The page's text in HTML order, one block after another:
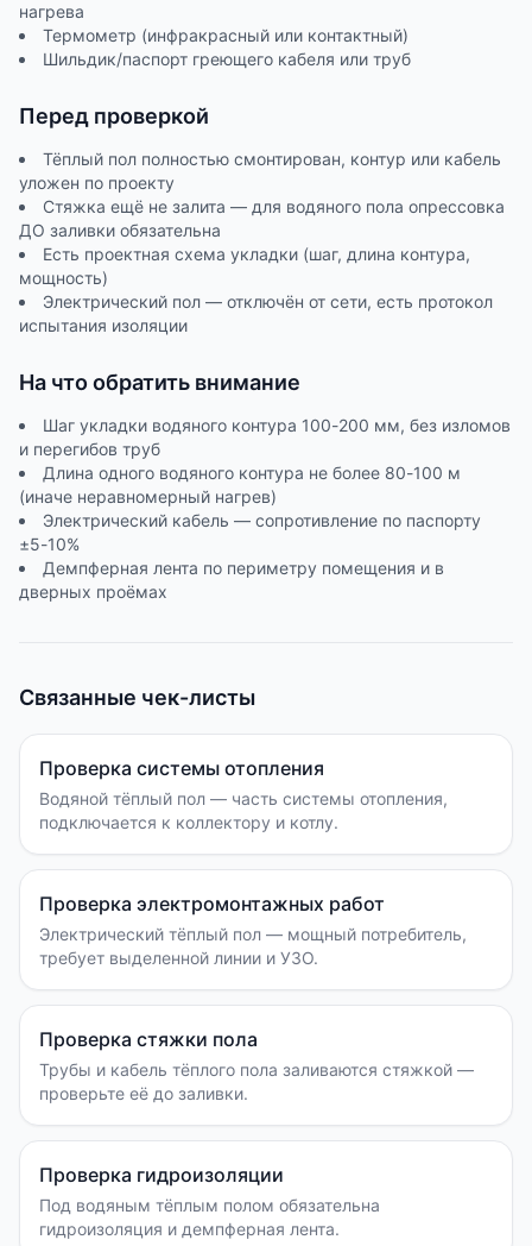
нагрева
Термометр (инфракрасный или контактный)
Шильдик/паспорт греющего кабеля или труб
Перед проверкой
Тёплый пол полностью смонтирован, контур или кабель
уложен по проекту
Стяжка ещё не залита — для водяного пола опрессовка
ДО заливки обязательна
Есть проектная схема укладки (шаг, длина контура,
мощность)
Электрический пол — отключён от сети, есть протокол
испытания изоляции
На что обратить внимание
Шаг укладки водяного контура 100-200 мм, без изломов
и перегибов труб
Длина одного водяного контура не более 80-100 м
(иначе неравномерный нагрев)
Электрический кабель — сопротивление по паспорту
±5-10%
Демпферная лента по периметру помещения и в
дверных проёмах
Связанные чек-листы
Проверка системы отопления
Водяной тёплый пол — часть системы отопления,
подключается к коллектору и котлу.
Проверка электромонтажных работ
Электрический тёплый пол — мощный потребитель,
требует выделенной линии и УЗО.
Проверка стяжки пола
Трубы и кабель тёплого пола заливаются стяжкой —
проверьте её до заливки.
Проверка гидроизоляции
Под водяным тёплым полом обязательна
гидроизоляция и демпферная лента.